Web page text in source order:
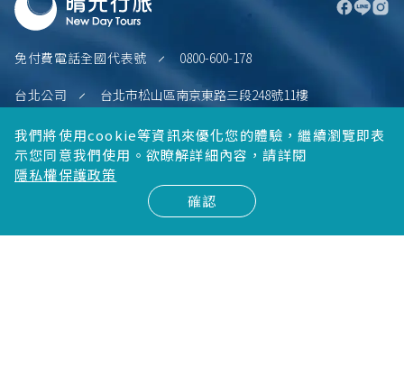
免付費電話全國代表號 0800-600-178
台北公司
台北市松山區南京東路三段248號11樓
FAX
02-2711-3325
統編
28708435
新竹縣竹北市文興路一段150號5樓
TEL
03-6582-358
我們將使用cookie等資訊來優化您的體驗，繼續瀏覽即表
示您同意我們使用。欲瞭解詳細內容，請詳閱
隱私權保護政策
確認